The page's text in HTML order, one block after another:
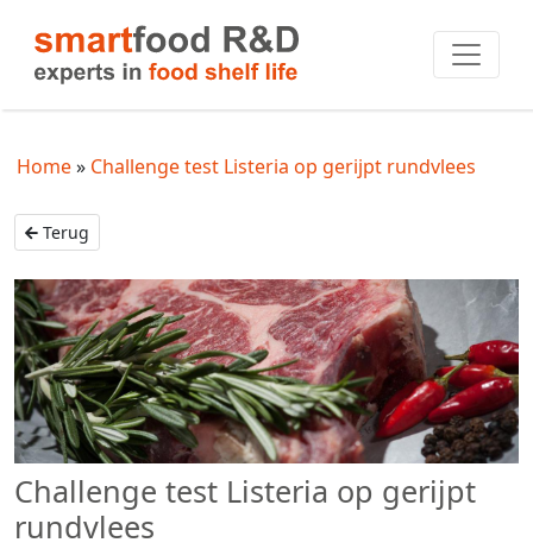
Home Challenge test Listeria op gerijpt rundvlees
Terug
Challenge test Listeria op gerijpt
rundvlees